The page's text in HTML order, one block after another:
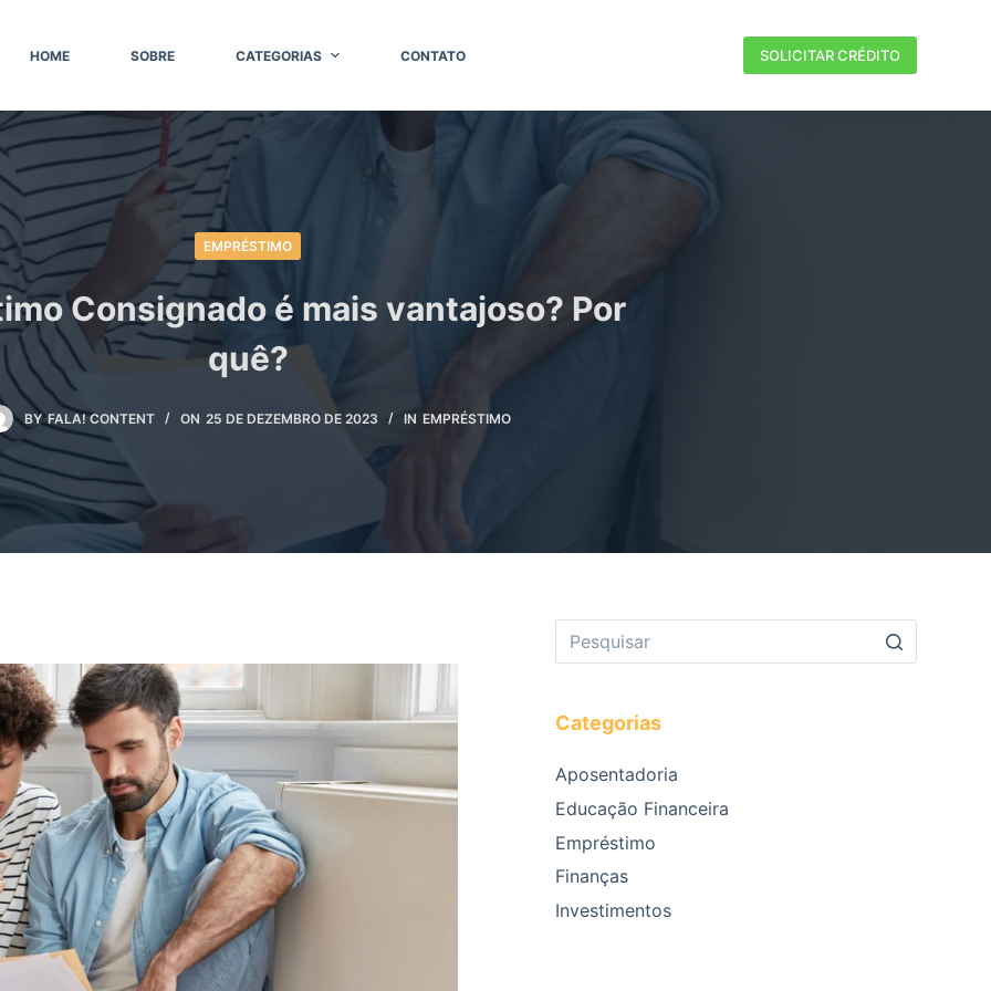
HOME SOBRE CATEGORIAS CONTATO SOLICITAR CRÉDITO
EMPRÉSTIMO
Consignado é mais vantajoso? Por
quê?
BY FALA! CONTENT ON 25 DE DEZEMBRO DE 2023 IN EMPRÉSTIMO
Categorias
Aposentadoria
Educação Financeira
Empréstimo
Finanças
Investimentos